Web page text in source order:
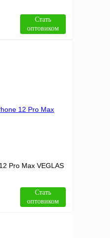
Стать
оптовиком
В
Pro Max VEGLAS
Стать
оптовиком